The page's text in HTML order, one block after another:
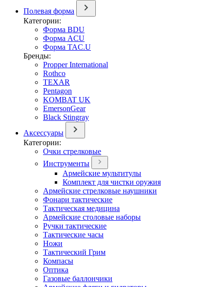
Полевая форма
Категории:
Форма BDU
Форма ACU
Форма TAC.U
Бренды:
Propper International
Rothco
TEXAR
Pentagon
KOMBAT UK
EmersonGear
Black Stingray
Аксессуары
Категории:
Очки стрелковые
Инструменты
Армейские мультитулы
Комплект для чистки оружия
Армейские стрелковые наушники
Фонари тактические
Тактическая медицина
Армейские столовые наборы
Ручки тактические
Тактические часы
Ножи
Тактический Грим
Компасы
Оптика
Газовые баллончики